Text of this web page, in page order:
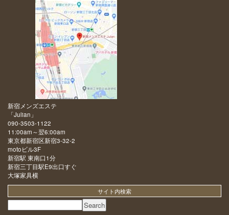
新宿メンズエステ
「Julian 」
090-3503-1122
11:00am～翌6:00am
東京都新宿区新宿3-32-2
motoビル3F
新宿駅 東南口1分
新宿三丁目駅E9出口すぐ
大塚家具横
サイト内検索